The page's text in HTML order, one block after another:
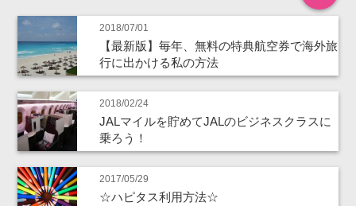
2018/07/01
【最新版】毎年、無料の特典航空券で海外旅
行に出かける私の方法
2018/02/24
JALマイルを貯めてJALのビジネスクラスに
乗ろう！
2017/05/29
☆ハピタス利用方法☆